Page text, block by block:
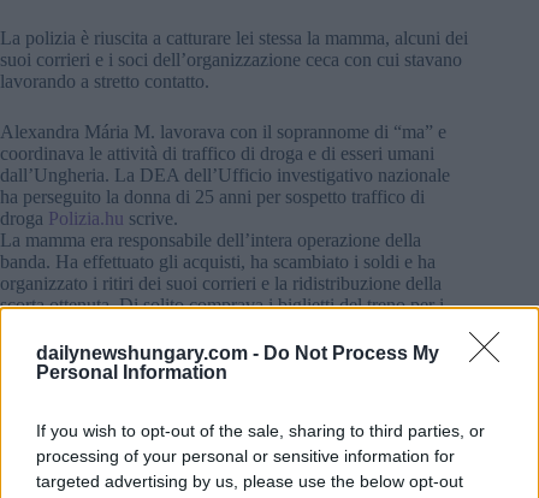
dailynewshungary.com - Do Not Process My
Personal Information
If you wish to opt-out of the sale, sharing to third parties, or
processing of your personal or sensitive information for
targeted advertising by us, please use the below opt-out
La polizia è riuscita a catturare lei stessa la mamma, alcuni dei
suoi corrieri e i soci dell’organizzazione ceca con cui stavano
lavorando a stretto contatto.
Alexandra Mária M. lavorava con il soprannome di “ma” e
coordinava le attività di traffico di droga e di esseri umani
dall’Ungheria. La DEA dell’Ufficio investigativo nazionale
ha perseguito la donna di 25 anni per sospetto traffico di
droga Polizia.hu scrive.
La mamma era responsabile dell’intera operazione della
banda. Ha effettuato gli acquisti, ha scambiato i soldi e ha
organizzato i ritiri dei suoi corrieri e la ridistribuzione della
scorta ottenuta. Di solito comprava i biglietti del treno per i
la droga in Ungheria. È così che l’anno scorso due soci della
mamma sono stati catturati dalla polizia. Alcuni dei suoi
Catturata una donna ungherese che gestiva bordelli nel
Regno Unito